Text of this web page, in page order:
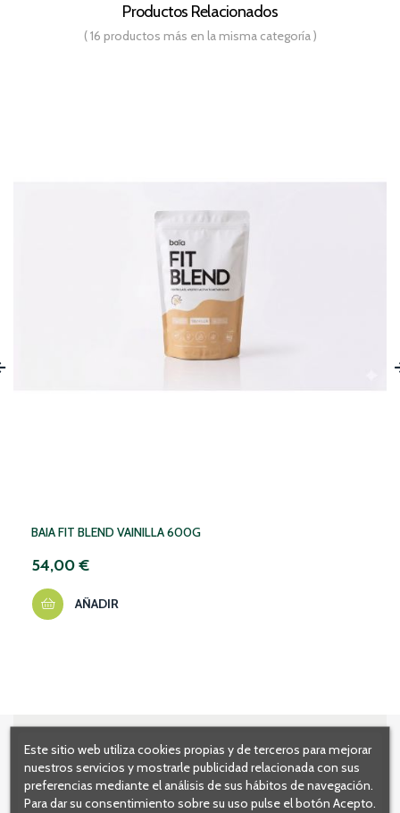
Productos Relacionados
( 16 productos más en la misma categoría )
BAIA FIT BLEND VAINILLA 600G
54,00 €
AÑADIR
Este sitio web utiliza cookies propias y de terceros para mejorar
nuestros servicios y mostrarle publicidad relacionada con sus
preferencias mediante el análisis de sus hábitos de navegación.
Para dar su consentimiento sobre su uso pulse el botón Acepto.